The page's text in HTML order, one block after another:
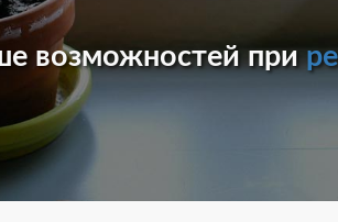
возможностей при